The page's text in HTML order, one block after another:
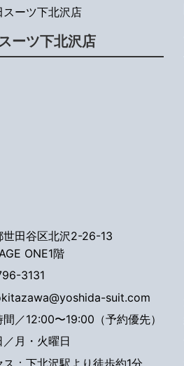
ーツ下北沢店
世田谷区北沢2-26-13
ONE1階
3131
suit.com
／12:00〜19:00（予約優先）
／月・火曜日
ス：下北沢駅より徒歩約1分